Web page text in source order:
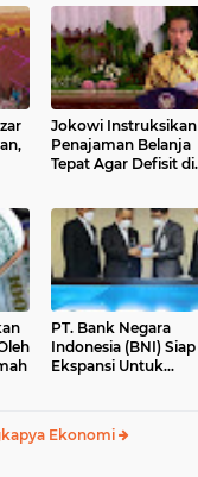
Jokowi Instruksikan
Penajaman Belanja
Tepat Agar Defisit di
PT. Bank Negara
Indonesia (BNI) Siap
Ekspansi Untuk
Ekonomi